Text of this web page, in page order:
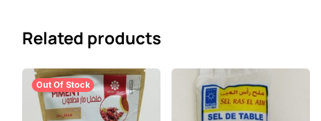
Related products
Out Of Stock